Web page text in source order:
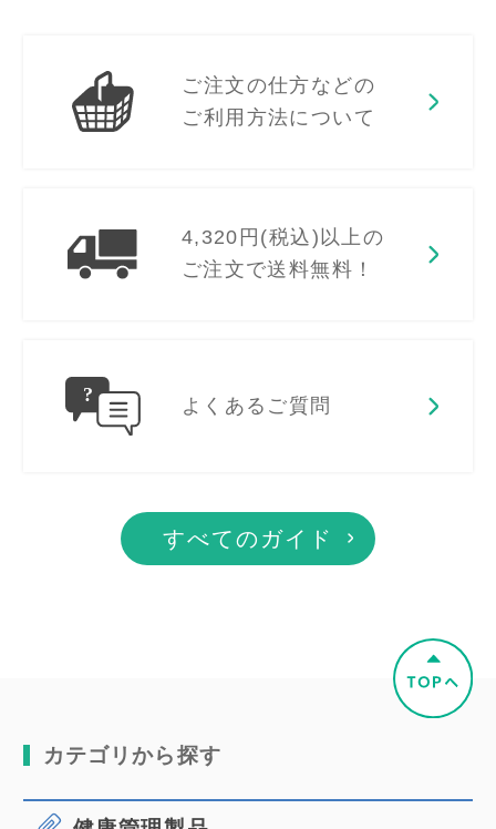
ご注文の仕方などの
ご利用方法について
4,320円(税込)以上の
ご注文で送料無料！
よくあるご質問
すべてのガイド
カテゴリから探す